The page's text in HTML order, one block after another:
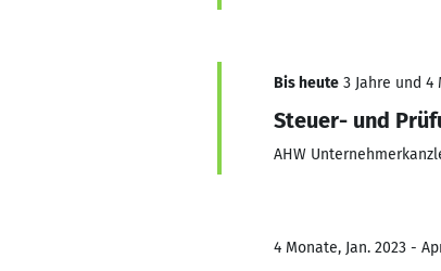
Bis heute 3 Jahre und 4
Steuer- und
AHW
4 Monate, Jan. 2023 -